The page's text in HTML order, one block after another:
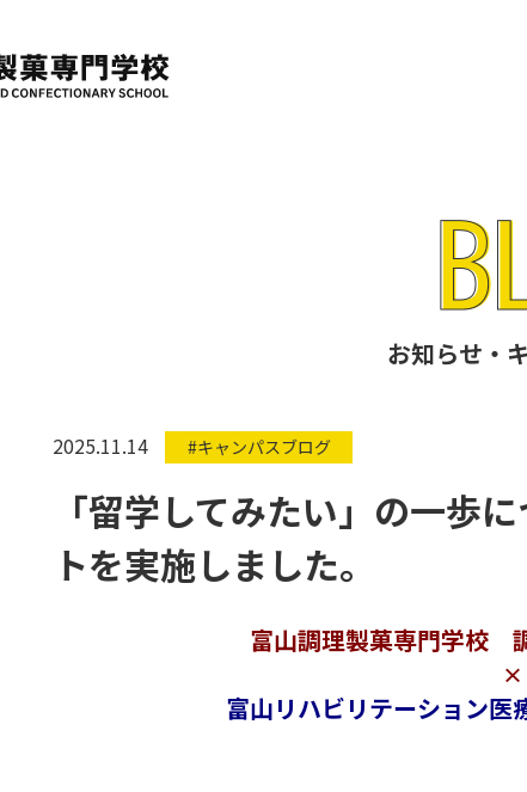
お知らせ・
2025.11.14 #キャンパスブログ
「留学してみたい」の一歩
トを実施しました。
富山調理製菓専門学校
×
富山リハビリテーション